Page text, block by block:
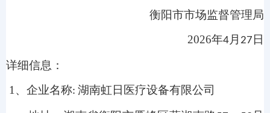
衡阳市市场监督管理局
2026年4 月 27 日
详细信息：
1 、企业名称: 湖南虹日医疗设备有限公司